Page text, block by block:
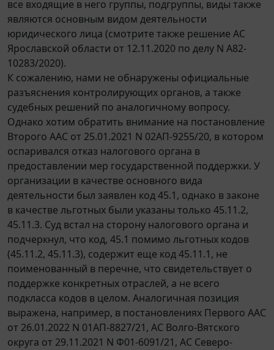
все входящие в него группы, подгруппы, виды также
являются основным видом деятельности
юридического лица (смотрите также решение АС
Ярославской области от 12.11.2020 по делу N А82-
10283/2020).
К сожалению, нами не обнаружены официальные
разъяснения контролирующих органов, а также
судебных решений по аналогичному вопросу.
Однако хотим обратить внимание на постановление
Второго ААС от 25.01.2021 N 02АП-9255/20, в котором
оспаривался отказ налогового органа в
предоставлении мер государственной поддержки. У
организации в качестве основного вида
деятельности был заявлен код 45.1, однако в законе
в качестве льготных были указаны только 45.11.2,
45.11.3. Суд встал на сторону налогового органа и
подчеркнул, что код, 45.1 помимо льготных кодов
(45.11.2, 45.11.3), содержит еще код 45.11.1, не
поименованный в перечне, что свидетельствует о
поддержке конкретных отраслей, а не всего
подкласса кодов в целом. Аналогичная позиция
выражена, например, в постановлениях Первого ААС
от 26.01.2022 N 01АП-8827/21, АС Волго-Вятского
округа от 29.11.2021 N Ф01-6091/21, АС Северо-